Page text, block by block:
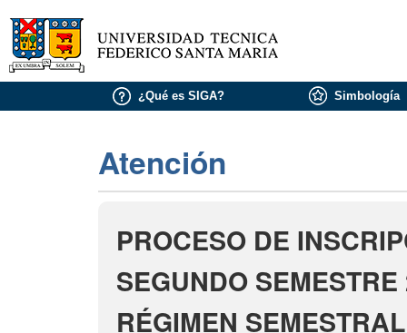
¿Qué es SIGA? Simbología